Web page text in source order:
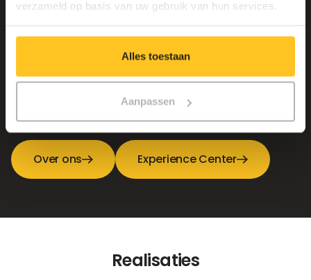
verzameld op basis van uw gebruik van hun services.
Alles toestaan
Aanpassen
One team, one goal
Benieuwd naar wie we zijn, waar we voor staan of waar
Over ons Experience Center
Realisaties